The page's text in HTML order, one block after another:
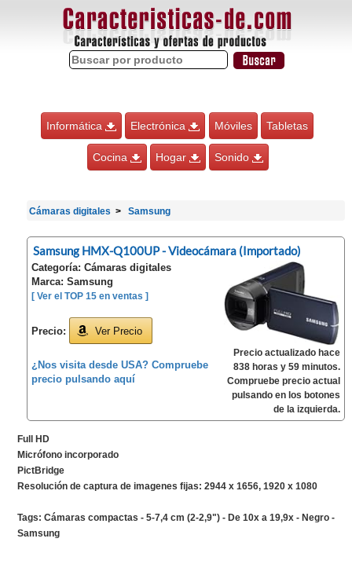
Informática Electrónica Móviles Tabletas
Cocina Hogar Sonido
Cámaras digitales Samsung
Samsung HMX-Q100UP - Videocámara (Importado)
Categoría: Cámaras digitales
Marca: Samsung
[ Ver el TOP 15 en ventas ]
Precio: Ver Precio
¿Nos visita desde USA? Compruebe
precio pulsando aquí
Precio actualizado hace
838 horas y 59 minutos.
Compruebe precio actual
pulsando en los botones
de la izquierda.
Full HD
Micrófono incorporado
PictBridge
Resolución de captura de imagenes fijas: 2944 x 1656, 1920 x 1080
Tags: Cámaras compactas - 5-7,4 cm (2-2,9") - De 10x a 19,9x - Negro -
Samsung